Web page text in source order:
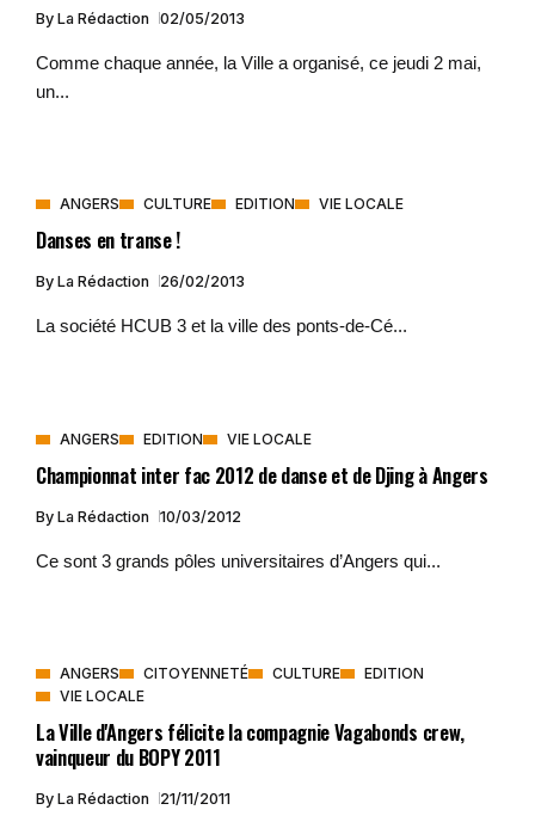
By La Rédaction 02/05/2013
Comme chaque année, la Ville a organisé, ce jeudi 2 mai,
un...
ANGERS CULTURE EDITION VIE LOCALE
Danses en transe !
By La Rédaction 26/02/2013
La société HCUB 3 et la ville des ponts-de-Cé...
ANGERS EDITION VIE LOCALE
Championnat inter fac 2012 de danse et de Djing à Angers
By La Rédaction 10/03/2012
Ce sont 3 grands pôles universitaires d’Angers qui...
ANGERS CITOYENNETÉ CULTURE
EDITION
VIE LOCALE
La Ville d'Angers félicite la compagnie Vagabonds crew,
vainqueur du BOPY 2011
By La Rédaction 21/11/2011